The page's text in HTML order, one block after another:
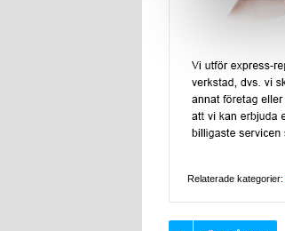
Relaterade kategorier: